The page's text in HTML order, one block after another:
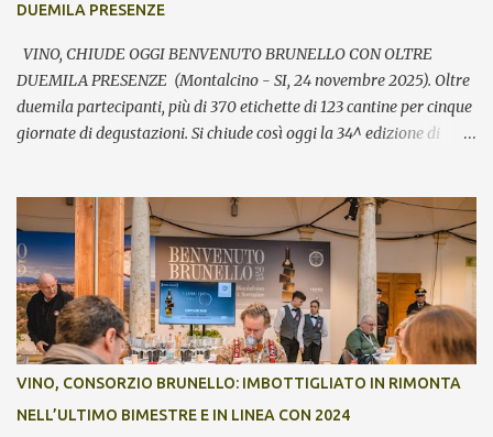
DUEMILA PRESENZE
VINO, CHIUDE OGGI BENVENUTO BRUNELLO CON OLTRE
DUEMILA PRESENZE (Montalcino - SI, 24 novembre 2025). Oltre
duemila partecipanti, più di 370 etichette di 123 cantine per cinque
giornate di degustazioni. Si chiude così oggi la 34^ edizione di
Brunello di Montalcino. In assaggio nei calici, il millesimo 2021, la
Riserva 2020, il Rosso di Montalcino 2024 oltre agli altri due vini
della denominazione, il Moscadello e il Sant’Antimo, in debutto sui
mercati a partire dal 1° gennaio 2026. “Il format ibrido dell’evento
che ha visto prima la partecipazione di critica e stampa
internazionale e poi l’apertura dei banchi di assaggio al pubblico
ha registrato anche quest’anno un grande successo sia in termini di
visitatori che tra le aziende – commenta Giacomo Bartolommei,
presidente del Consorzio del vino Brunello di Montalcino -. Le
VINO, CONSORZIO BRUNELLO: IMBOTTIGLIATO IN RIMONTA
NELL’ULTIMO BIMESTRE E IN LINEA CON 2024